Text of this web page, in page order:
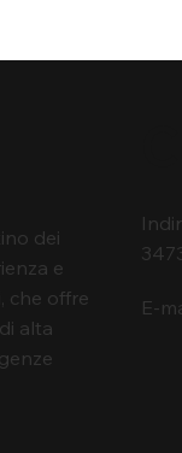
dei
e
che offre
alta
E-